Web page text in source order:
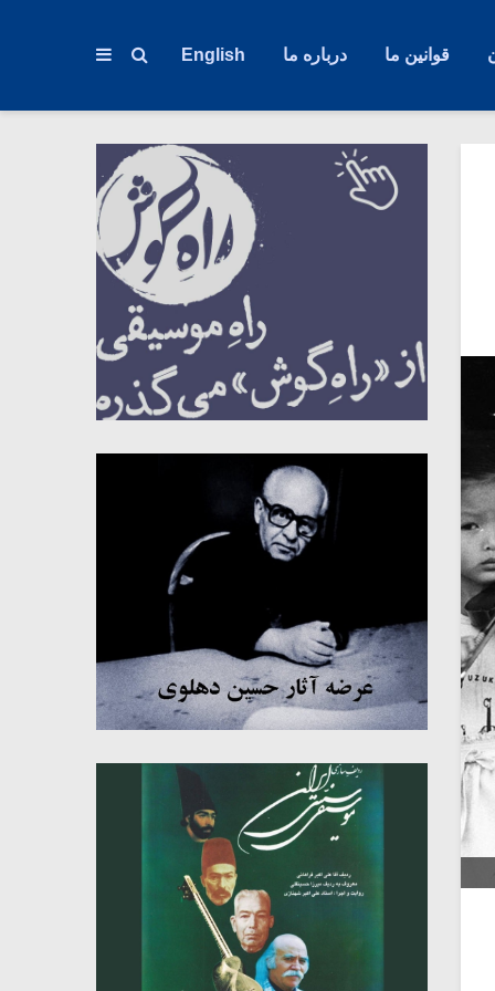
قوانین ما درباره ما English
میکلوش روژا